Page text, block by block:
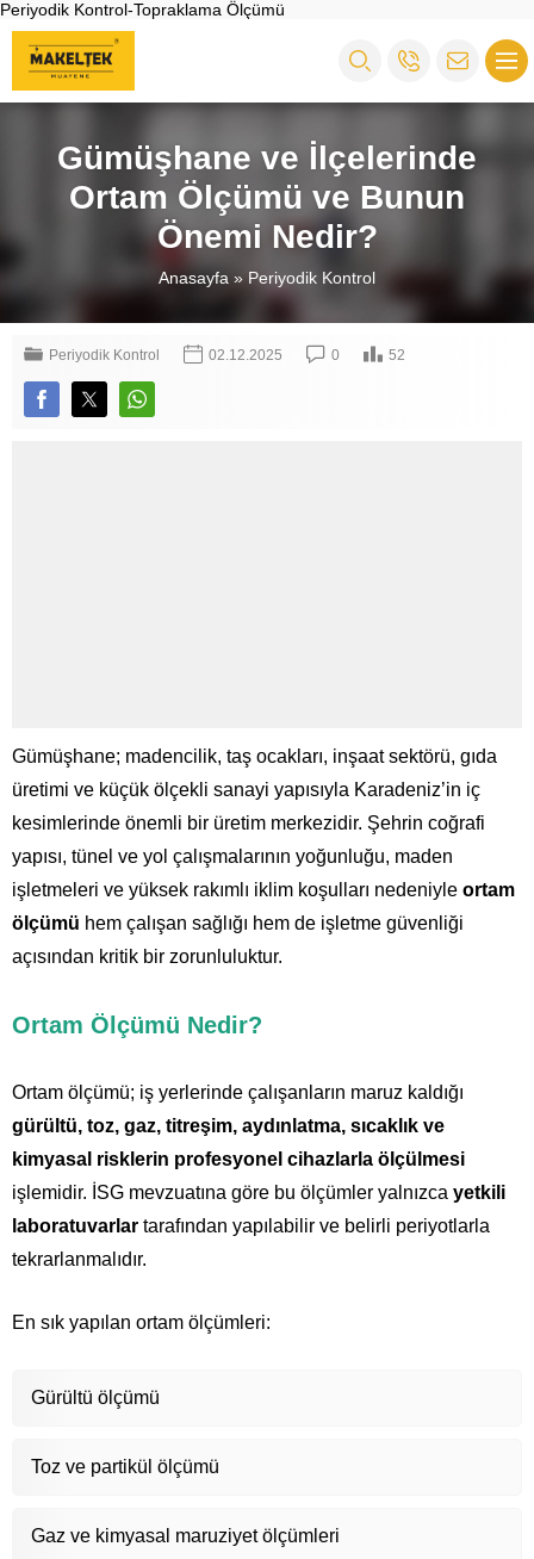
Periyodik Kontrol-Topraklama Ölçümü
Gümüşhane ve İlçelerinde
Ortam Ölçümü ve Bunun
Önemi Nedir?
Anasayfa » Periyodik Kontrol
Periyodik Kontrol 02.12.2025 0 52
Gümüşhane; madencilik, taş ocakları, inşaat sektörü, gıda
üretimi ve küçük ölçekli sanayi yapısıyla Karadeniz’in iç
kesimlerinde önemli bir üretim merkezidir. Şehrin coğrafi
yapısı, tünel ve yol çalışmalarının yoğunluğu, maden
işletmeleri ve yüksek rakımlı iklim koşulları nedeniyle ortam
ölçümü hem çalışan sağlığı hem de işletme güvenliği
açısından kritik bir zorunluluktur.
Ortam Ölçümü Nedir?
Ortam ölçümü; iş yerlerinde çalışanların maruz kaldığı
gürültü, toz, gaz, titreşim, aydınlatma, sıcaklık ve
kimyasal risklerin profesyonel cihazlarla ölçülmesi
işlemidir. İSG mevzuatına göre bu ölçümler yalnızca yetkili
laboratuvarlar tarafından yapılabilir ve belirli periyotlarla
tekrarlanmalıdır.
En sık yapılan ortam ölçümleri:
Gürültü ölçümü
Toz ve partikül ölçümü
Gaz ve kimyasal maruziyet ölçümleri